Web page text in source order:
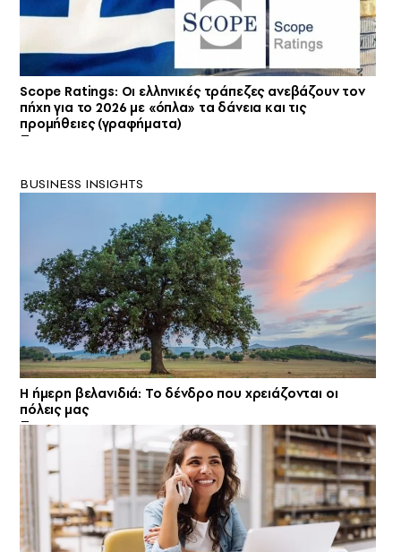
Scope Ratings: Οι ελληνικές τράπεζες ανεβάζουν τον
πήχη για το 2026 με «όπλα» τα δάνεια και τις
προμήθειες (γραφήματα)
BUSINESS INSIGHTS
Η ήμερη βελανιδιά: Το δένδρο που χρειάζονται οι
πόλεις μας